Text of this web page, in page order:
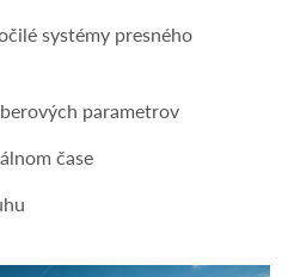
systémy presného
parametrov
čase